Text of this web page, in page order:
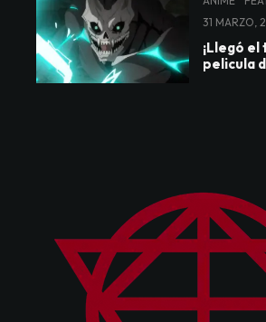
31 MARZO,
¡Llegó
pelicula